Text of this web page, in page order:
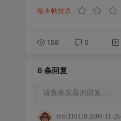
给本帖投票
158 6
6 条回复
请发表友善的回复…
fred110119 2009-11-26